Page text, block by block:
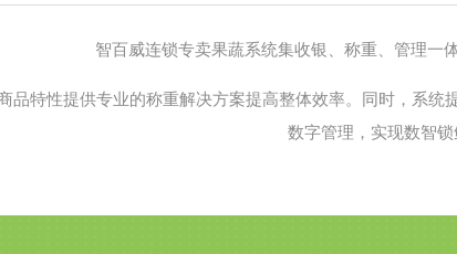
智百威连锁专卖果蔬系统集收银、称重、管理一
品特性提供专业的称重解决方案提高整体效率。同时，系
数字管理，实现数智锁